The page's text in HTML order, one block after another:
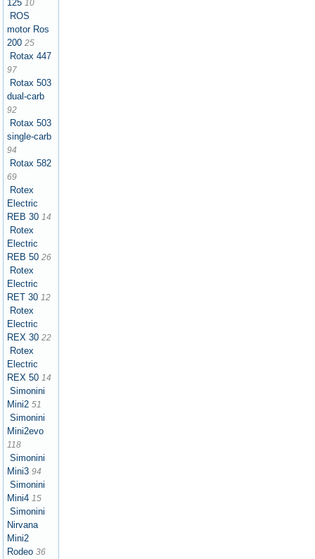
125 10
ROS
motor Ros
200 25
Rotax 447
97
Rotax 503
dual-carb
92
Rotax 503
single-carb
94
Rotax 582
69
Rotex
Electric
REB 30 14
Rotex
Electric
REB 50 26
Rotex
Electric
RET 30 12
Rotex
Electric
REX 30 22
Rotex
Electric
REX 50 14
Simonini
Mini2 51
Simonini
Mini2evo
118
Simonini
Mini3 94
Simonini
Mini4 15
Simonini
Nirvana
Mini2
Rodeo 36